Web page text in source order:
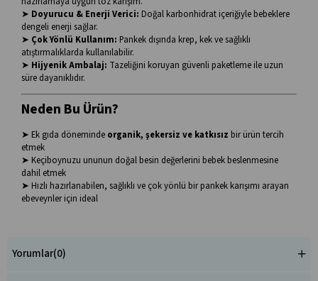
➤ Doyurucu & Enerji Verici: Doğal karbonhidrat içeriğiyle bebeklere
dengeli enerji sağlar.
➤ Çok Yönlü Kullanım: Pankek dışında krep, kek ve sağlıklı
atıştırmalıklarda kullanılabilir.
➤ Hijyenik Ambalaj: Tazeliğini koruyan güvenli paketleme ile uzun
süre dayanıklıdır.
Neden Bu Ürün?
➤ Ek gıda döneminde organik, şekersiz ve katkısız bir ürün tercih
etmek
➤ Keçiboynuzu ununun doğal besin değerlerini bebek beslenmesine
dahil etmek
➤ Hızlı hazırlanabilen, sağlıklı ve çok yönlü bir pankek karışımı arayan
ebeveynler için ideal
Yorumlar(0)